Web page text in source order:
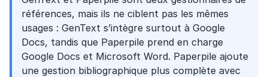
références, mais ils ne ciblent pas les mêmes
usages : GenText s’intègre surtout à Google
Docs, tandis que Paperpile prend en charge
Google Docs et Microsoft Word. Paperpile ajoute
une gestion bibliographique plus complète avec